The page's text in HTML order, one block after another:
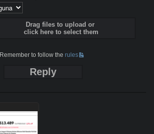
Drag files to upload or
click here to select them
Remember to follow therules
Reply